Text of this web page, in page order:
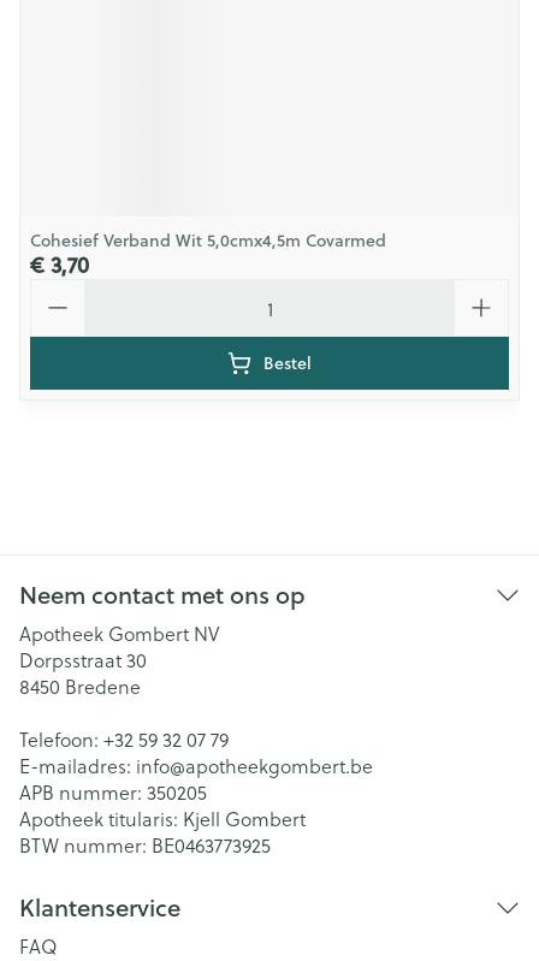
Cohesief Verband Wit 5,0cmx4,5m Covarmed
€ 3,70
Bestel
Neem contact met ons op
Apotheek Gombert NV
Dorpsstraat 30
8450 Bredene
Telefoon: +32 59 32 07 79
E-mailadres: info@apotheekgombert.be
APB nummer: 350205
Apotheek titularis: Kjell Gombert
BTW nummer: BE0463773925
Klantenservice
FAQ